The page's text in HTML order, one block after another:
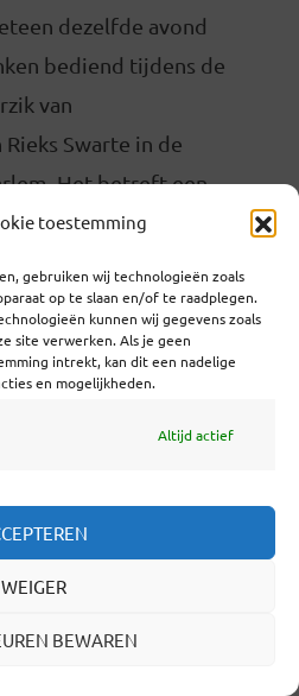
toestemming
gebruiken wij technologieën zoals
op te slaan en/of te raadplegen.
kunnen wij gegevens zoals
site verwerken. Als je geen
intrekt, kan dit een nadelige
en mogelijkheden.
Altijd actief
WEIGER
BEWAREN
dezelfde avond
bediend tijdens de
van
Swarte in de
Het betreft een...
VERDER
NIEUW
LEDEN ,DANS